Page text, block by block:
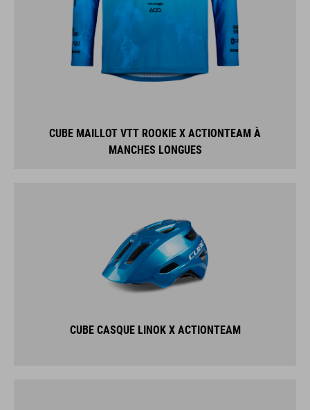
CUBE MAILLOT VTT ROOKIE X ACTIONTEAM À
MANCHES LONGUES
CUBE CASQUE LINOK X ACTIONTEAM